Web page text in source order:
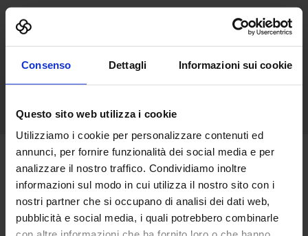
Consenso Dettagli Informazioni sui cookie
Questo sito web utilizza i cookie
Utilizziamo i cookie per personalizzare contenuti ed
annunci, per fornire funzionalità dei social media e per
analizzare il nostro traffico. Condividiamo inoltre
informazioni sul modo in cui utilizza il nostro sito con i
nostri partner che si occupano di analisi dei dati web,
pubblicità e social media, i quali potrebbero combinarle
10
Set